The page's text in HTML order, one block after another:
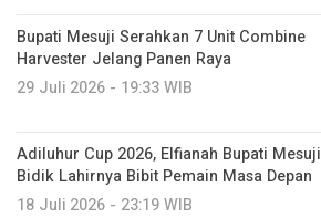
Bupati Mesuji Serahkan 7 Unit Combine
Harvester Jelang Panen Raya
29 Juli 2026 - 19:33 WIB
Adiluhur Cup 2026, Elfianah Bupati Mesuji
Bidik Lahirnya Bibit Pemain Masa Depan
18 Juli 2026 - 23:19 WIB